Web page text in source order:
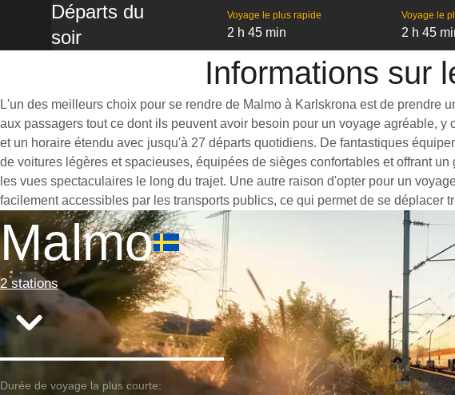
Départs du
soir
Voyage le plus rapide
2 h 45 min
Voyage le
2 h 45
Informations sur
L'un des meilleurs choix pour se rendre de Malmo à Karlskrona est de prendre
aux passagers tout ce dont ils peuvent avoir besoin pour un voyage agréable,
et un horaire étendu avec jusqu'à 27 départs quotidiens. De fantastiques
de voitures légères et spacieuses, équipées de sièges confortables et offrant
les vues spectaculaires le long du trajet. Une autre raison d'opter pour un
facilement accessibles par les transports publics, ce qui permet de se déplacer
Malmo
2 stations
Durée de voyage la plus courte: